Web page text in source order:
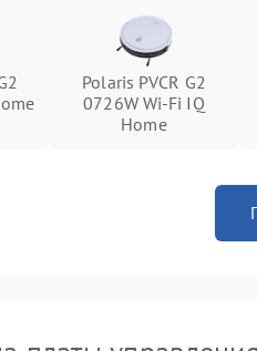
Polaris PVCR G2
0726W Wi-Fi IQ
Home